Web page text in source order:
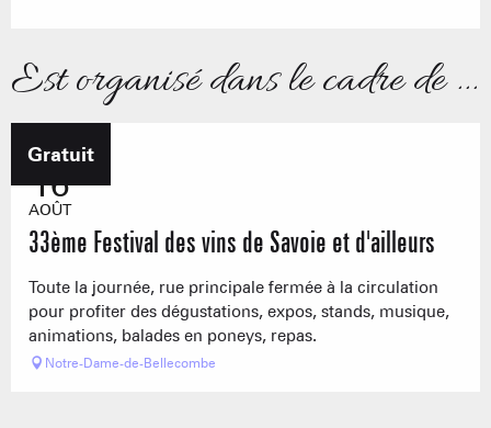
Est organisé dans le cadre de ...
Gratuit
16
AOÛT
33ème Festival des vins de Savoie et d'ailleurs
Toute la journée, rue principale fermée à la circulation
pour profiter des dégustations, expos, stands, musique,
animations, balades en poneys, repas.
Notre-Dame-de-Bellecombe